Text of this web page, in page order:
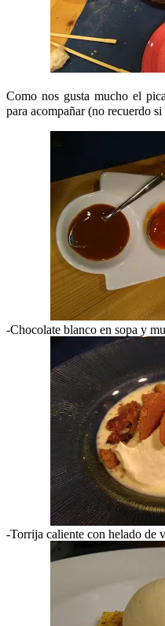
Como nos gusta mucho el
para acompañar (no recuerdo
-Chocolate blanco en sopa y
-Torrija caliente con helado de